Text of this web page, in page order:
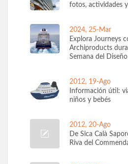
fotos, actividades
2024, 25-Mar
Explora Journeys
Archiproducts
Semana del
2012, 19-Ago
Información útil:
niños y bebés
2012, 20-Ago
De Sica Calà
Riva del